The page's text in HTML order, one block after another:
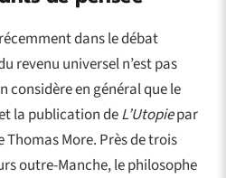
dans le débat
revenu universel n’est pas
considère en général que le
la publication deL’Utopiepar
More. Près de trois
outre-Manche, le philosophe